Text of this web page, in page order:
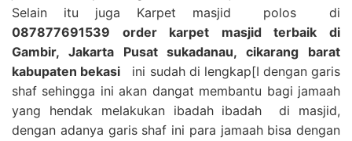
Selain itu juga Karpet masjid polos di
087877691539 order karpet masjid terbaik di
Gambir, Jakarta Pusat sukadanau, cikarang barat
kabupaten bekasi ini sudah di lengkap[I dengan garis
shaf sehingga ini akan dangat membantu bagi jamaah
yang hendak melakukan ibadah ibadah di masjid,
dengan adanya garis shaf ini para jamaah bisa dengan